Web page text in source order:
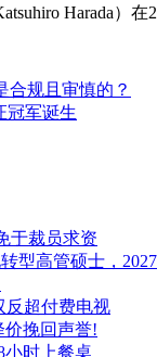
Harada）在
合规且审慎的？
冠军诞生
于裁员求资
型高管硕士，
反超付费电视
价挽回声誉!
小时上餐桌